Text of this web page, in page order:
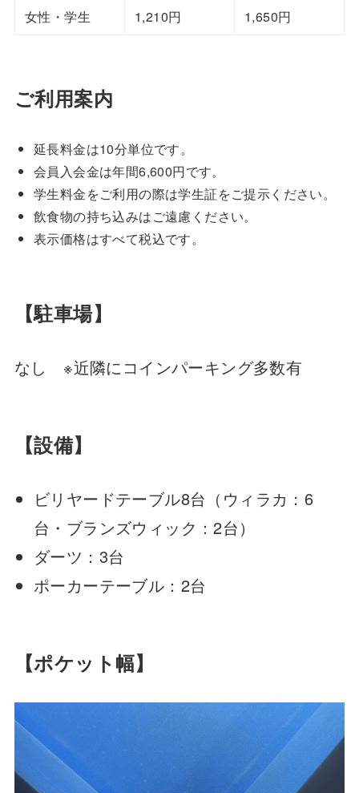
女性・学生 1,210円 1,650円
ご利用案内
延長料金は10分単位です。
会員入会金は年間6,600円です。
学生料金をご利用の際は学生証をご提示ください。
飲食物の持ち込みはご遠慮ください。
表示価格はすべて税込です。
【駐車場】
なし ※近隣にコインパーキング多数有
【設備】
ビリヤードテーブル8台（ウィラカ：6
台・ブランズウィック：2台）
ダーツ：3台
ポーカーテーブル：2台
【ポケット幅】